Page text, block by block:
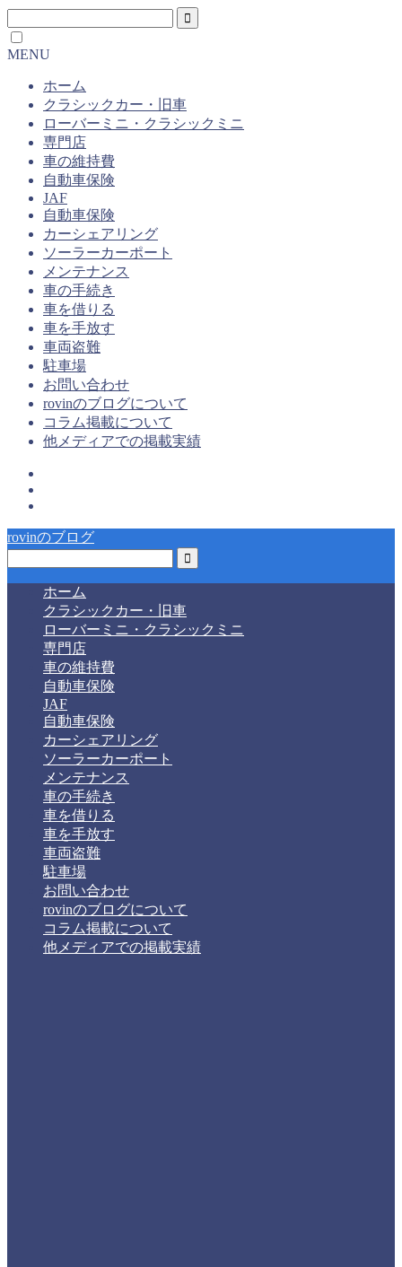
MENU
ホーム
クラシックカー・旧車
ローバーミニ・クラシックミニ
専門店
車の維持費
自動車保険
JAF
自動車保険
カーシェアリング
ソーラーカーポート
メンテナンス
車の手続き
車を借りる
車を手放す
車両盗難
駐車場
お問い合わせ
rovinのブログについて
コラム掲載について
他メディアでの掲載実績
rovinのブログ
ホーム
クラシックカー・旧車
ローバーミニ・クラシックミニ
専門店
車の維持費
自動車保険
JAF
自動車保険
カーシェアリング
ソーラーカーポート
メンテナンス
車の手続き
車を借りる
車を手放す
車両盗難
駐車場
お問い合わせ
rovinのブログについて
コラム掲載について
他メディアでの掲載実績